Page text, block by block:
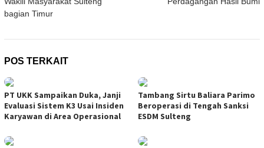
bagian Timur
POS TERKAIT
PT UKK Sampaikan Duka, Janji
Evaluasi Sistem K3 Usai Insiden
Karyawan di Area Operasional
Tambang Sirtu Baliara Parimo
Beroperasi di Tengah Sanksi
ESDM Sulteng